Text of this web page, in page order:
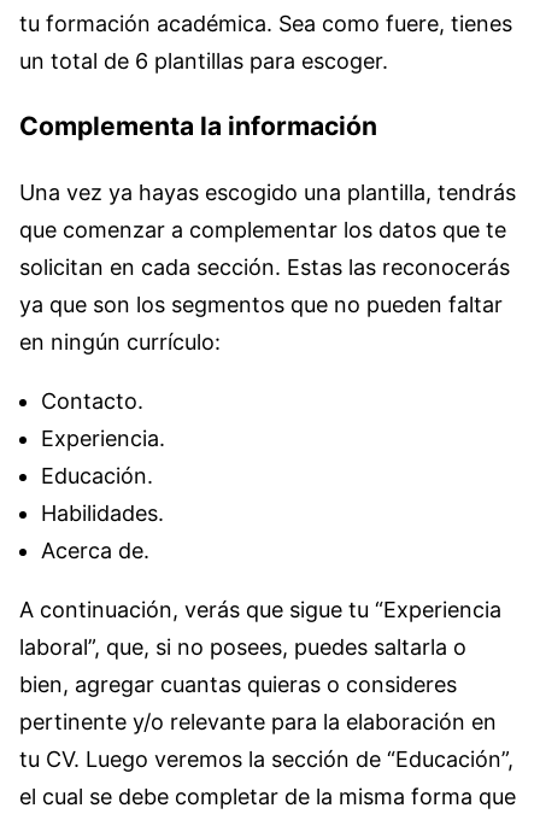
tu formación académica. Sea como fuere, tienes
un total de 6 plantillas para escoger.
Complementa la información
Una vez ya hayas escogido una plantilla, tendrás
que comenzar a complementar los datos que te
solicitan en cada sección. Estas las reconocerás
ya que son los segmentos que no pueden faltar
en ningún currículo:
Contacto.
Experiencia.
Educación.
Habilidades.
Acerca de.
A continuación, verás que sigue tu “Experiencia
laboral”, que, si no posees, puedes saltarla o
bien, agregar cuantas quieras o consideres
pertinente y/o relevante para la elaboración en
tu CV. Luego veremos la sección de “Educación”,
el cual se debe completar de la misma forma que